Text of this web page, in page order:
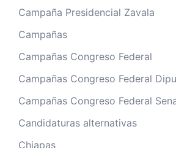
Campaña Presidencial Zavala
Campañas
Campañas Congreso Federal
Campañas Congreso Federal
Campañas Congreso Federal
Candidaturas alternativas
Chiapas